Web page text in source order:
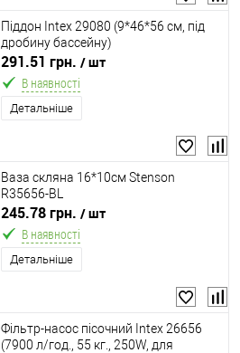
Піддон Intex 29080 (9*46*56 см, під
дробину бассейну)
291.51 грн. / шт
В наявності
Детальніше
Ваза скляна 16*10см Stenson
R35656-BL
245.78 грн. / шт
В наявності
Детальніше
Фільтр-насос пісочний Intex 26656
(7900 л/год., 55 кг., 250W, для